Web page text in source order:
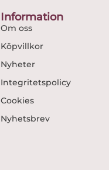
Information
Om oss
Köpvillkor
Nyheter
Integritetspolicy
Cookies
Nyhetsbrev